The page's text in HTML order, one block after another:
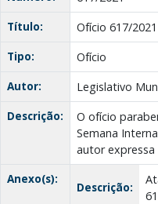
Título:
Ofício 617/2021
Tipo:
Ofício
Autor:
Legislativo
Descrição:
O ofício
Semana
autor
Anexo(s):
Descrição: